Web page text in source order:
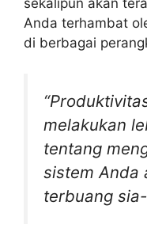
sekalipun akan
Anda terhambat
di berbagai
melakukan
tentang
sistem Anda
terbuang